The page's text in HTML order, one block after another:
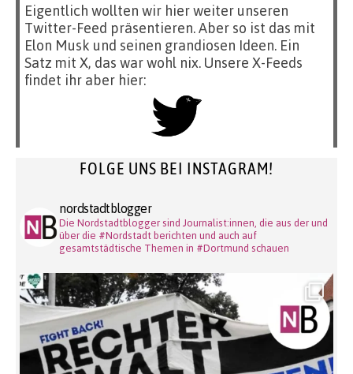
Eigentlich wollten wir hier weiter unseren
Twitter-Feed präsentieren. Aber so ist das mit
Elon Musk und seinen grandiosen Ideen. Ein
Satz mit X, das war wohl nix. Unsere X-Feeds
findet ihr aber hier:
FOLGE UNS BEI INSTAGRAM!
nordstadtblogger
Die Nordstadtblogger sind Journalist:innen, die aus der und
über die #Nordstadt berichten und auch auf
gesamtstädtische Themen in #Dortmund schauen